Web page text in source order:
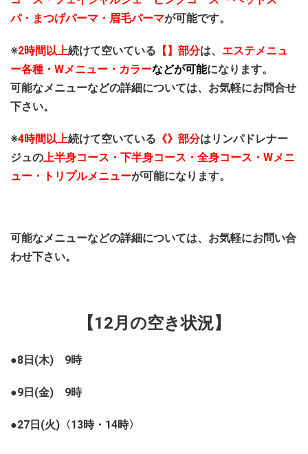
パ・まつげパーマ・眉毛パーマが可能です。
※2時間以上続けて空いている 【】部分は、 エステメニュ
ー各種・Wメニュー・カラーなどが可能になります。
可能なメニューなどの詳細については、お気軽にお問合せ
下さい。
※4時間以上続けて空いている 《》部分はリンパドレナー
ジュの上半身コース・下半身コース・全身コース・Wメニ
ュー・トリプルメニューが可能になります。
可能なメニューなどの詳細については、お気軽にお問い合
わせ下さい。
【12月の空き状況】
●8日(木) 9時
●9日(金) 9時
●27日(火)〈13時・14時〉